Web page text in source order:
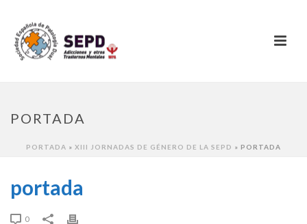
PORTADA
PORTADA » XIII JORNADAS DE GÉNERO DE LA SEPD » PORTADA
portada
0